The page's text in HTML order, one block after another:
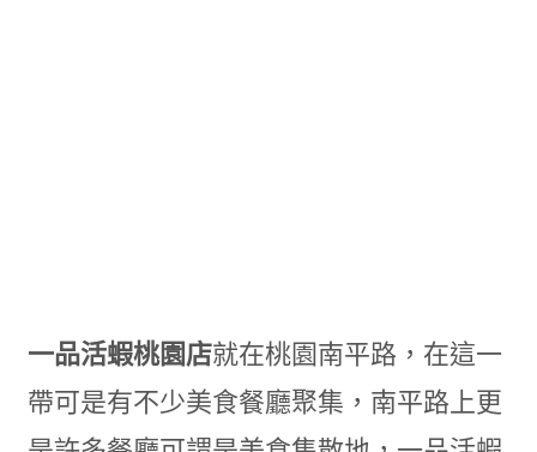
一品活蝦桃園店就在桃園南平路 ， 在這一
帶可是有不少美食餐廳聚集 ， 南平路上更